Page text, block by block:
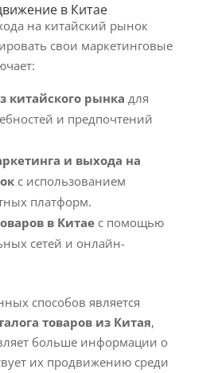
в Китае
на китайский рынок
свои маркетинговые
китайского рынка для
и предпочтений
и выхода на
с использованием
платформ.
в Китаес помощью
сетей и онлайн-
способов является
товаров из Китая,
больше информации о
их продвижению среди